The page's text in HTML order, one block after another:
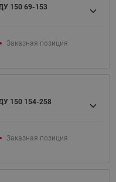
150 69-153
Заказная позиция
150 154-258
Заказная позиция